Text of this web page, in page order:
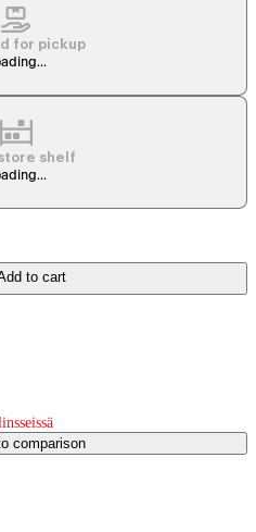
for pickup
shelf
to cart
comparison